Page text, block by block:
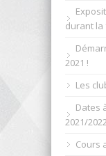
durant la
2021 !
Les
Dates
2021/
Cours